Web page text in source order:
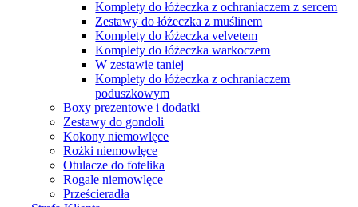
Komplety do łóżeczka z ochraniaczem z sercem
Zestawy do łóżeczka z muślinem
Komplety do łóżeczka velvetem
Komplety do łóżeczka warkoczem
W zestawie taniej
Komplety do łóżeczka z ochraniaczem
poduszkowym
Boxy prezentowe i dodatki
Zestawy do gondoli
Kokony niemowlęce
Rożki niemowlęce
Otulacze do fotelika
Rogale niemowlęce
Prześcieradła